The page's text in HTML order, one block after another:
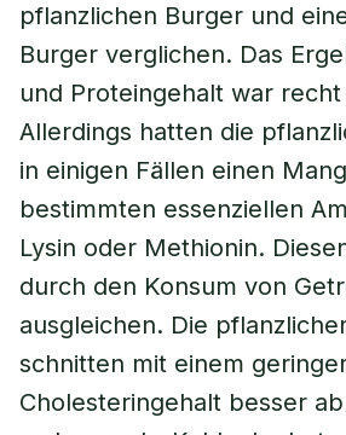
pflanzlichen Burger und
Burger verglichen. Das
und Proteingehalt war recht
Allerdings hatten die
in einigen Fällen einen
bestimmten essenziellen
Lysin oder Methionin.
durch den Konsum von
ausgleichen. Die
schnitten mit einem
Cholesteringehalt besser